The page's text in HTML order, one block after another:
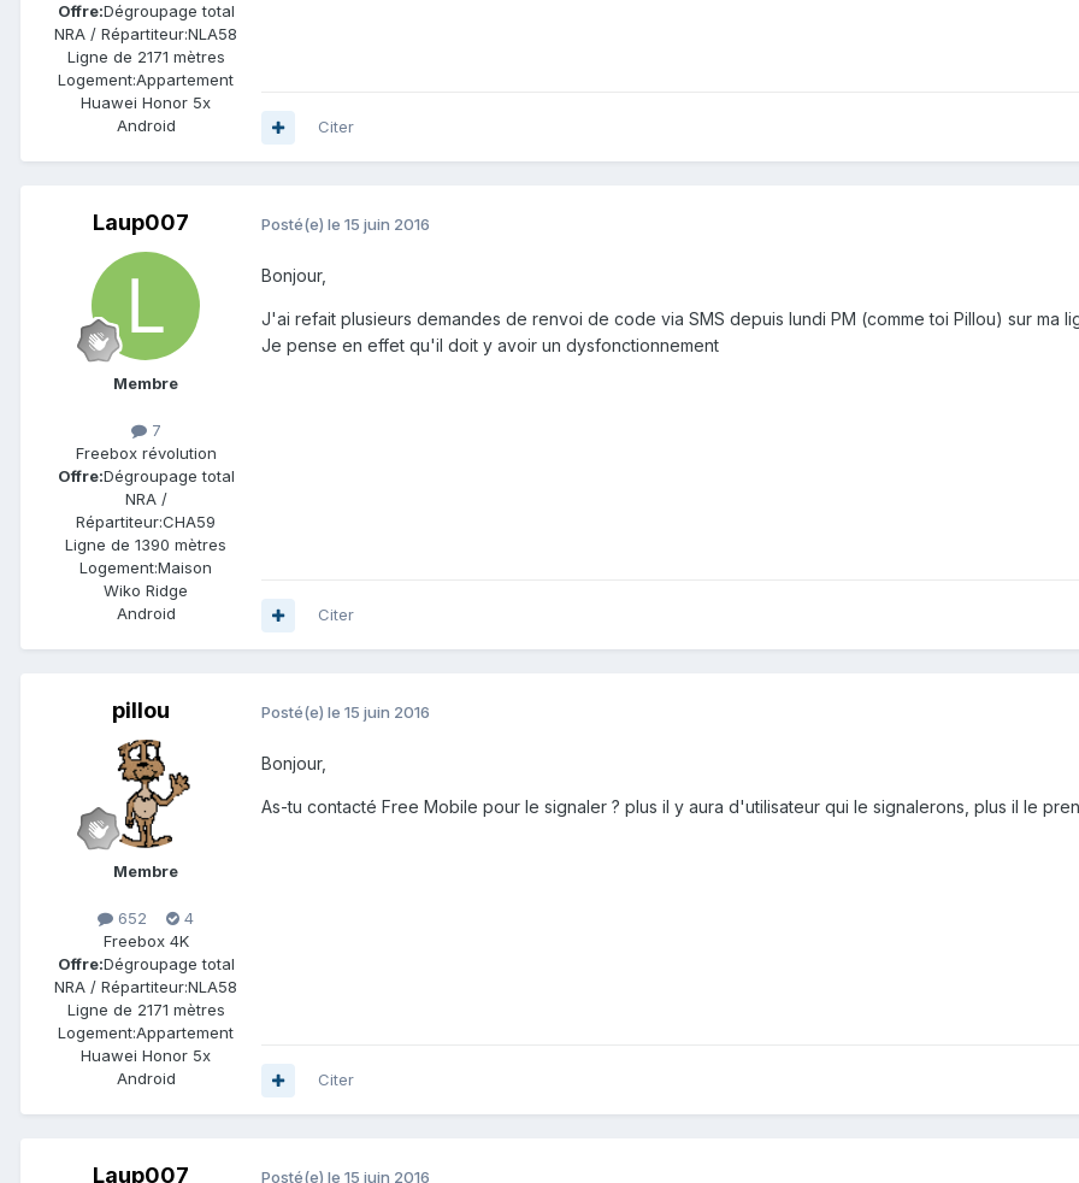
Offre:Dégroupage total
NRA / Répartiteur:NLA58
Ligne de 2171 mètres
Logement:Appartement
Huawei Honor 5x
Android
Citer
Laup007
Membre
7
Freebox révolution
Offre:Dégroupage total
NRA /
Répartiteur:CHA59
Ligne de 1390 mètres
Logement:Maison
Wiko Ridge
Android
Posté(e) le 15 juin 2016
Bonjour,
J'ai refait plusieurs demandes de renvoi de code via SMS depuis lundi PM (comme toi Pillou) sur ma
Je pense en effet qu'il doit y avoir un dysfonctionnement
Citer
pillou
Membre
652
4
Freebox 4K
Offre:Dégroupage total
NRA / Répartiteur:NLA58
Ligne de 2171 mètres
Logement:Appartement
Huawei Honor 5x
Android
Posté(e) le 15 juin 2016
Bonjour,
As-tu contacté Free Mobile pour le signaler ? plus il y aura d'utilisateur qui le signalerons, plus il le
Citer
Laup007 Posté(e) le 15 juin 2016